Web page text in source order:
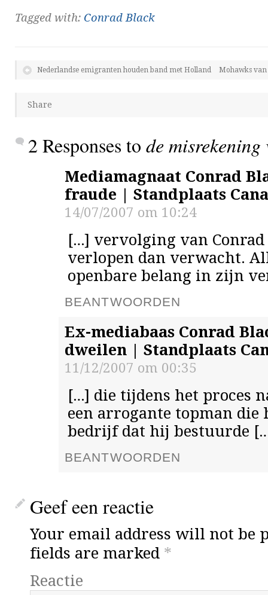
Tagged with: Conrad Black
Nederlandse emigranten houden band met Holland Mohawks van
Share
2 Responses to de misrekening
Mediamagnaat Conrad
fraude | Standplaats
14/07/2007 om 10:24
[…] vervolging van
verlopen dan verwacht.
openbare belang in zijn
BEANTWOORDEN
Ex-mediabaas Conrad
dweilen | Standplaats
11/12/2007 om 00:35
[…] die tijdens het proces
een arrogante topman die
bedrijf dat hij bestuurde
BEANTWOORDEN
Geef een reactie
Your email address will not be
fields are marked *
Reactie